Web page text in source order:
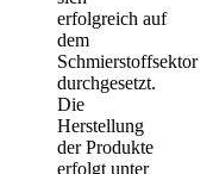
erfolgreich auf
dem
Schmierstoffsektor
durchgesetzt.
Die
Herstellung
der Produkte
erfolgt unter